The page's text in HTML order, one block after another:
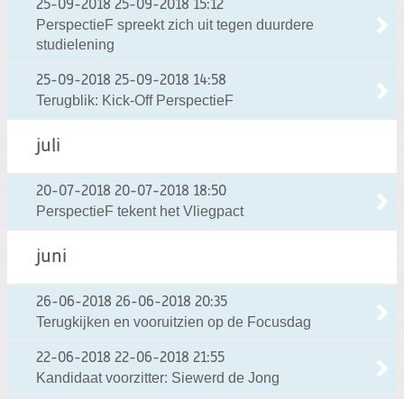
25-09-2018 25-09-2018 15:12
PerspectieF spreekt zich uit tegen duurdere
studielening
25-09-2018 25-09-2018 14:58
Terugblik: Kick-Off PerspectieF
juli
20-07-2018 20-07-2018 18:50
PerspectieF tekent het Vliegpact
juni
26-06-2018 26-06-2018 20:35
Terugkijken en vooruitzien op de Focusdag
22-06-2018 22-06-2018 21:55
Kandidaat voorzitter: Siewerd de Jong